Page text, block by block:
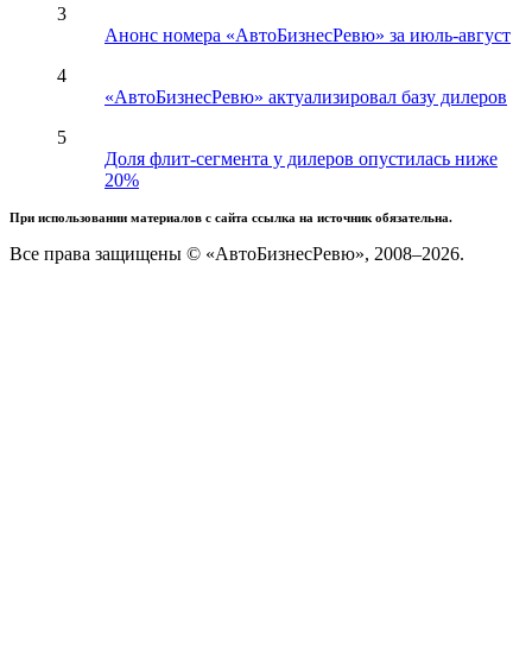
3
Анонс номера «АвтоБизнесРевю» за июль-август
4
«АвтоБизнесРевю» актуализировал базу дилеров
5
Доля флит-сегмента у дилеров опустилась ниже
20%
При использовании материалов с сайта ссылка на источник обязательна.
Все права защищены © «АвтоБизнесРевю», 2008–2026.